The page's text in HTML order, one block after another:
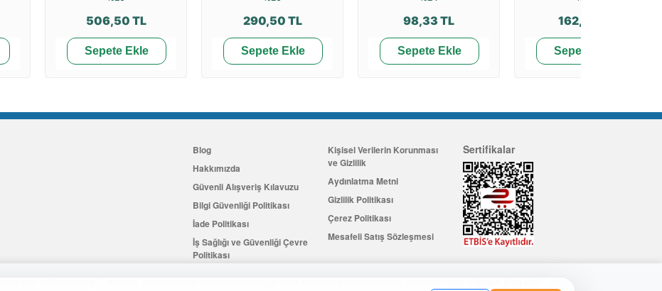
506,50 TL
Sepete Ekle
290,50 TL
Sepete Ekle
98,33 TL
Sepete Ekle
162,31 TL
Sepete Ekle
kullanıyoruz. Çerezler, tercihlerinizi hatırlamamıza ve web sitemizi geliştirmemize yardımcı olur. Detaylı bilgi için
Blog
Hakkımızda
Güvenli Alışveriş Kılavuzu
Bilgi Güvenliği Politikası
İade Politikası
İş Sağlığı ve Güvenliği Çevre
Politikası
Kişisel Verilerin Korunması
ve Gizlilik
Aydınlatma Metni
Gizlilik Politikası
Çerez Politikası
Mesafeli Satış Sözleşmesi
Sertifikalar